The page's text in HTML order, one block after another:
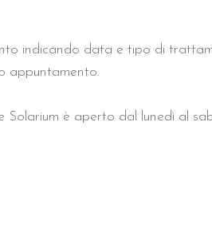
indicando data e tipo di
appuntamento.
Solarium è aperto dal lunedì al